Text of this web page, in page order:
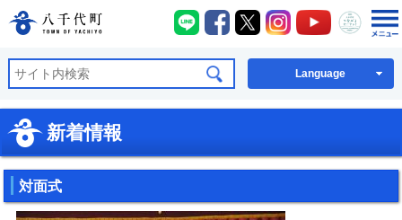
八千代町公式ホームページ
八千代町LINE
八千代町Facebook
八千代町X八千代町Instagram
八千代町
八千
Language
新着情報
対面式